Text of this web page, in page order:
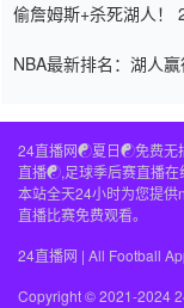
偷詹姆斯+杀死湖人！
NBA最新排名：湖人
24直播网☯️夏日☯️免费无
直播☯️,足球季后赛直播
本站全天24小时为您提
直播比赛免费观看。
24直播网 | All Football
Copyright © 2021-2024